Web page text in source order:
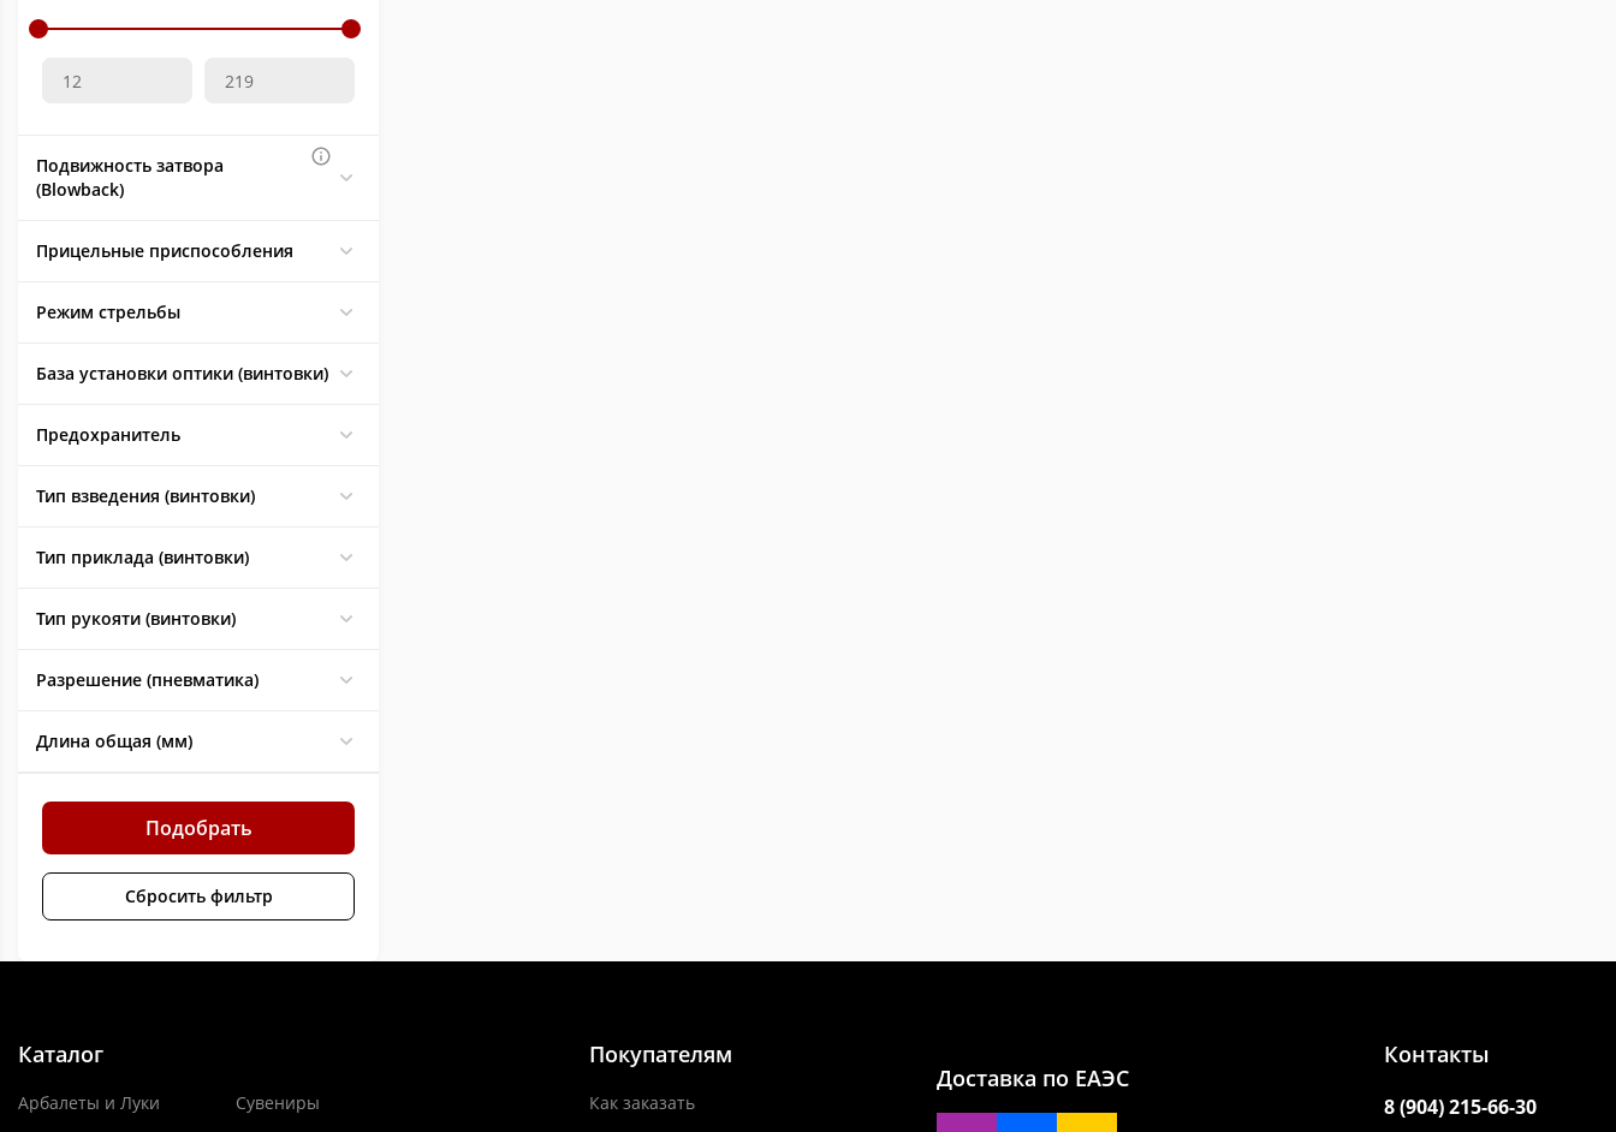
Подвижность затвора
(Blowback)
Прицельные приспособления
Режим стрельбы
База установки оптики (винтовки)
Предохранитель
Тип взведения (винтовки)
Тип приклада (винтовки)
Тип рукояти (винтовки)
Разрешение (пневматика)
Длина общая (мм)
Подобрать
Сбросить фильтр
Каталог
Арбалеты и Луки
Сувениры
Покупателям
Как заказать
Доставка по ЕАЭС
Контакты
8 (904) 215-66-30